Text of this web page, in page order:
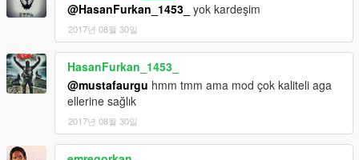
@HasanFurkan_1453_ yok kardeşim
2017년 08월 30일
HasanFurkan_1453_
@mustafaurgu hmm tmm ama mod çok kaliteli aga
ellerine sağlık
2017년 08월 30일